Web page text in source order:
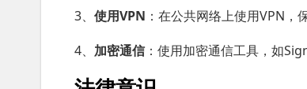
3、 使用VPN ：在公共网络上使用VPN，
4、 加密通信：使用加密通信工具，如